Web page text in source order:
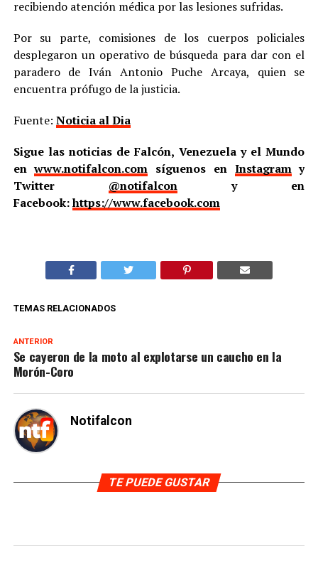
recibiendo atención médica por las lesiones sufridas.
Por su parte, comisiones de los cuerpos policiales
desplegaron un operativo de búsqueda para dar con el
paradero de Iván Antonio Puche Arcaya, quien se
encuentra prófugo de la justicia.
Fuente: Noticia al Dia
Sigue las noticias de Falcón, Venezuela y el Mundo
enwww.notifalcon.com síguenos en Instagramy
Twitter @notifalcony en
Facebook:https://www.facebook.com
TEMAS RELACIONADOS
ANTERIOR
Se cayeron de la moto al explotarse un caucho en la
Morón-Coro
Notifalcon
TE PUEDE GUSTAR